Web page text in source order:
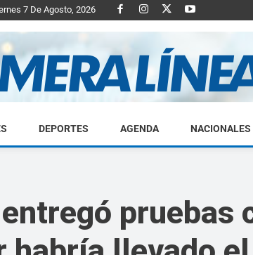
7 De Agosto, 2026
Diario
Primera
DEPORTES AGENDA NACIONALES
pruebas